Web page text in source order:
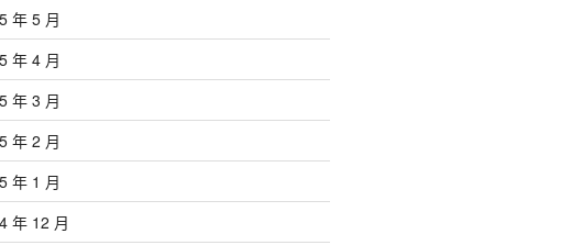
年 5 月
年 4 月
年 3 月
年 2 月
年 1 月
年 12 月